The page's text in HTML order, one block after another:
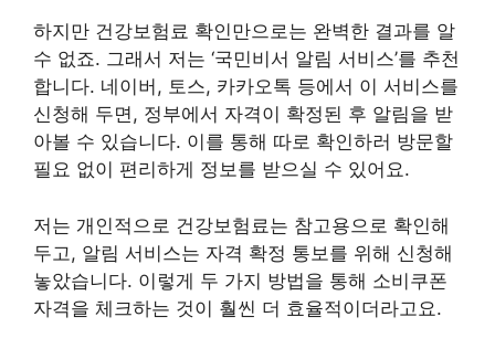
하지만 건강보험료 확인만으로는 완벽한 결과를 알
수 없죠. 그래서 저는 ‘국민비서 알림 서비스’를 추천
합니다. 네이버, 토스, 카카오톡 등에서 이 서비스를
신청해 두면, 정부에서 자격이 확정된 후 알림을 받
아볼 수 있습니다. 이를 통해 따로 확인하러 방문할
필요 없이 편리하게 정보를 받으실 수 있어요.
저는 개인적으로 건강보험료는 참고용으로 확인해
두고, 알림 서비스는 자격 확정 통보를 위해 신청해
놓았습니다. 이렇게 두 가지 방법을 통해 소비쿠폰
자격을 체크하는 것이 훨씬 더 효율적이더라고요.